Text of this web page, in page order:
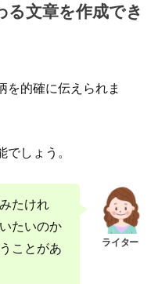
る文章を作成でき
を的確に伝えられま
でしょう。
たけれ
たいのか
ことがあ